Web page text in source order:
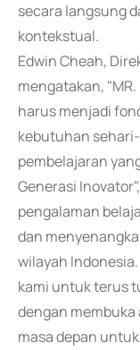
secara langsung
kontekstual.
Edwin Cheah,
mengatakan,
harus menjadi
kebutuhan
pembelajaran
Generasi
pengalaman
dan
wilayah
kami untuk terus
dengan membuka
masa depan